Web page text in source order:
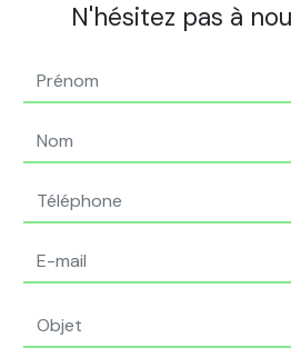
N'hésitez pas à